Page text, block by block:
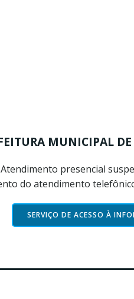
MUNICIPAL
presencial
do atendimento
SERVIÇO DE ACESSO À